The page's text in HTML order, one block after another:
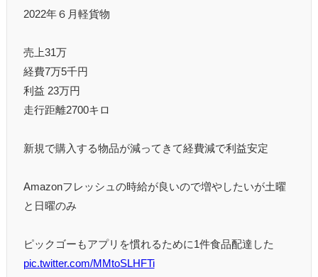
2022年６月軽貨物
売上31万
経費7万5千円
利益 23万円
走行距離2700キロ
新規で購入する物品が減ってきて経費減で利益安定
Amazonフレッシュの時給が良いので増やしたいが土曜
と日曜のみ
ピックゴーもアプリを慣れるために1件食品配達した
pic.twitter.com/MMtoSLHFTi